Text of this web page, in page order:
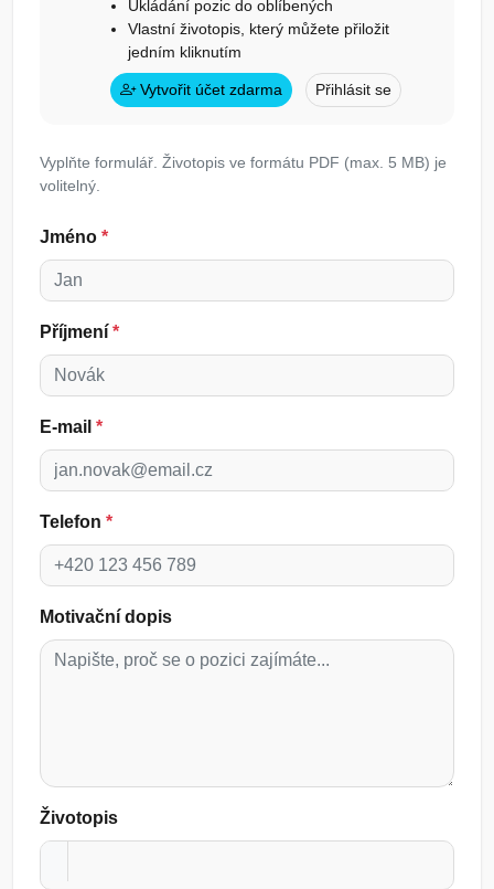
Ukládání pozic do oblíbených
Vlastní životopis, který můžete přiložit
jedním kliknutím
Vytvořit účet zdarma Přihlásit se
Vyplňte formulář. Životopis ve formátu PDF (max. 5 MB) je
volitelný.
Jméno *
Příjmení *
E-mail *
Telefon *
Motivační dopis
Životopis